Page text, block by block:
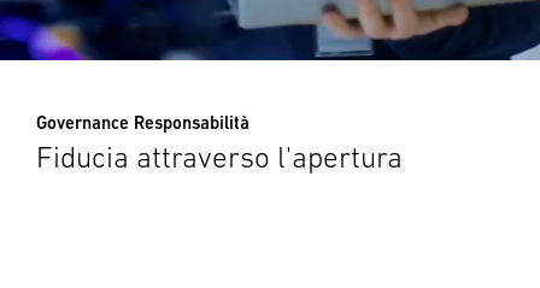
Governance Responsabilità
Fiducia attraverso l'apertura